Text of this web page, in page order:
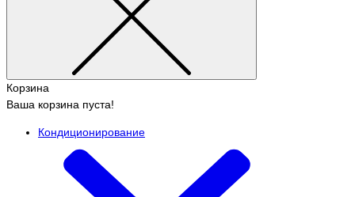
Корзина
Ваша корзина пуста!
Кондиционирование